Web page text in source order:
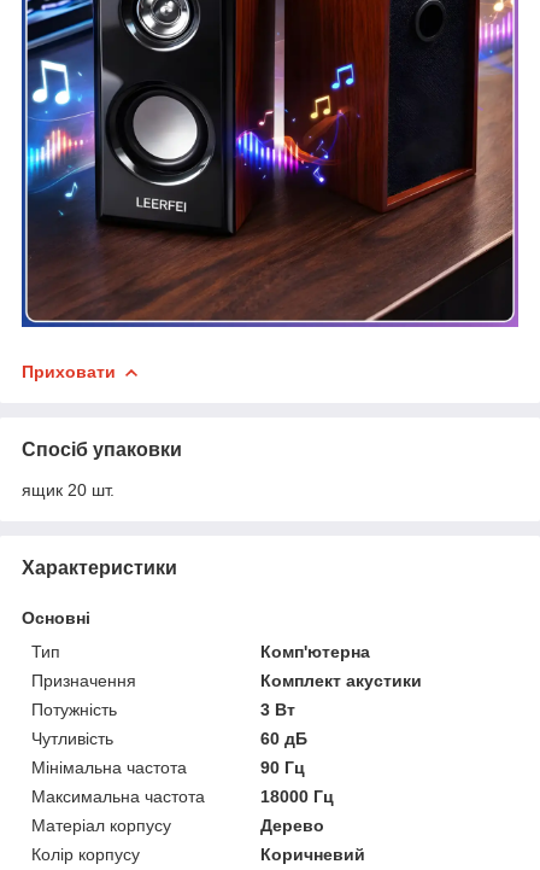
Приховати
Спосіб упаковки
ящик 20 шт.
Характеристики
Основні
Тип
Комп'ютерна
Призначення
Комплект акустики
Потужність
3 Вт
Чутливість
60 дБ
Мінімальна частота
90 Гц
Максимальна частота
18000 Гц
Матеріал корпусу
Дерево
Колір корпусу
Коричневий